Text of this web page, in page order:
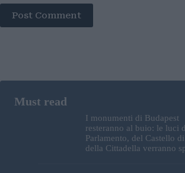
Post Comment
I monumenti di Budapest
resteranno al buio: le luci
Parlamento, del Castello
della Cittadella verranno